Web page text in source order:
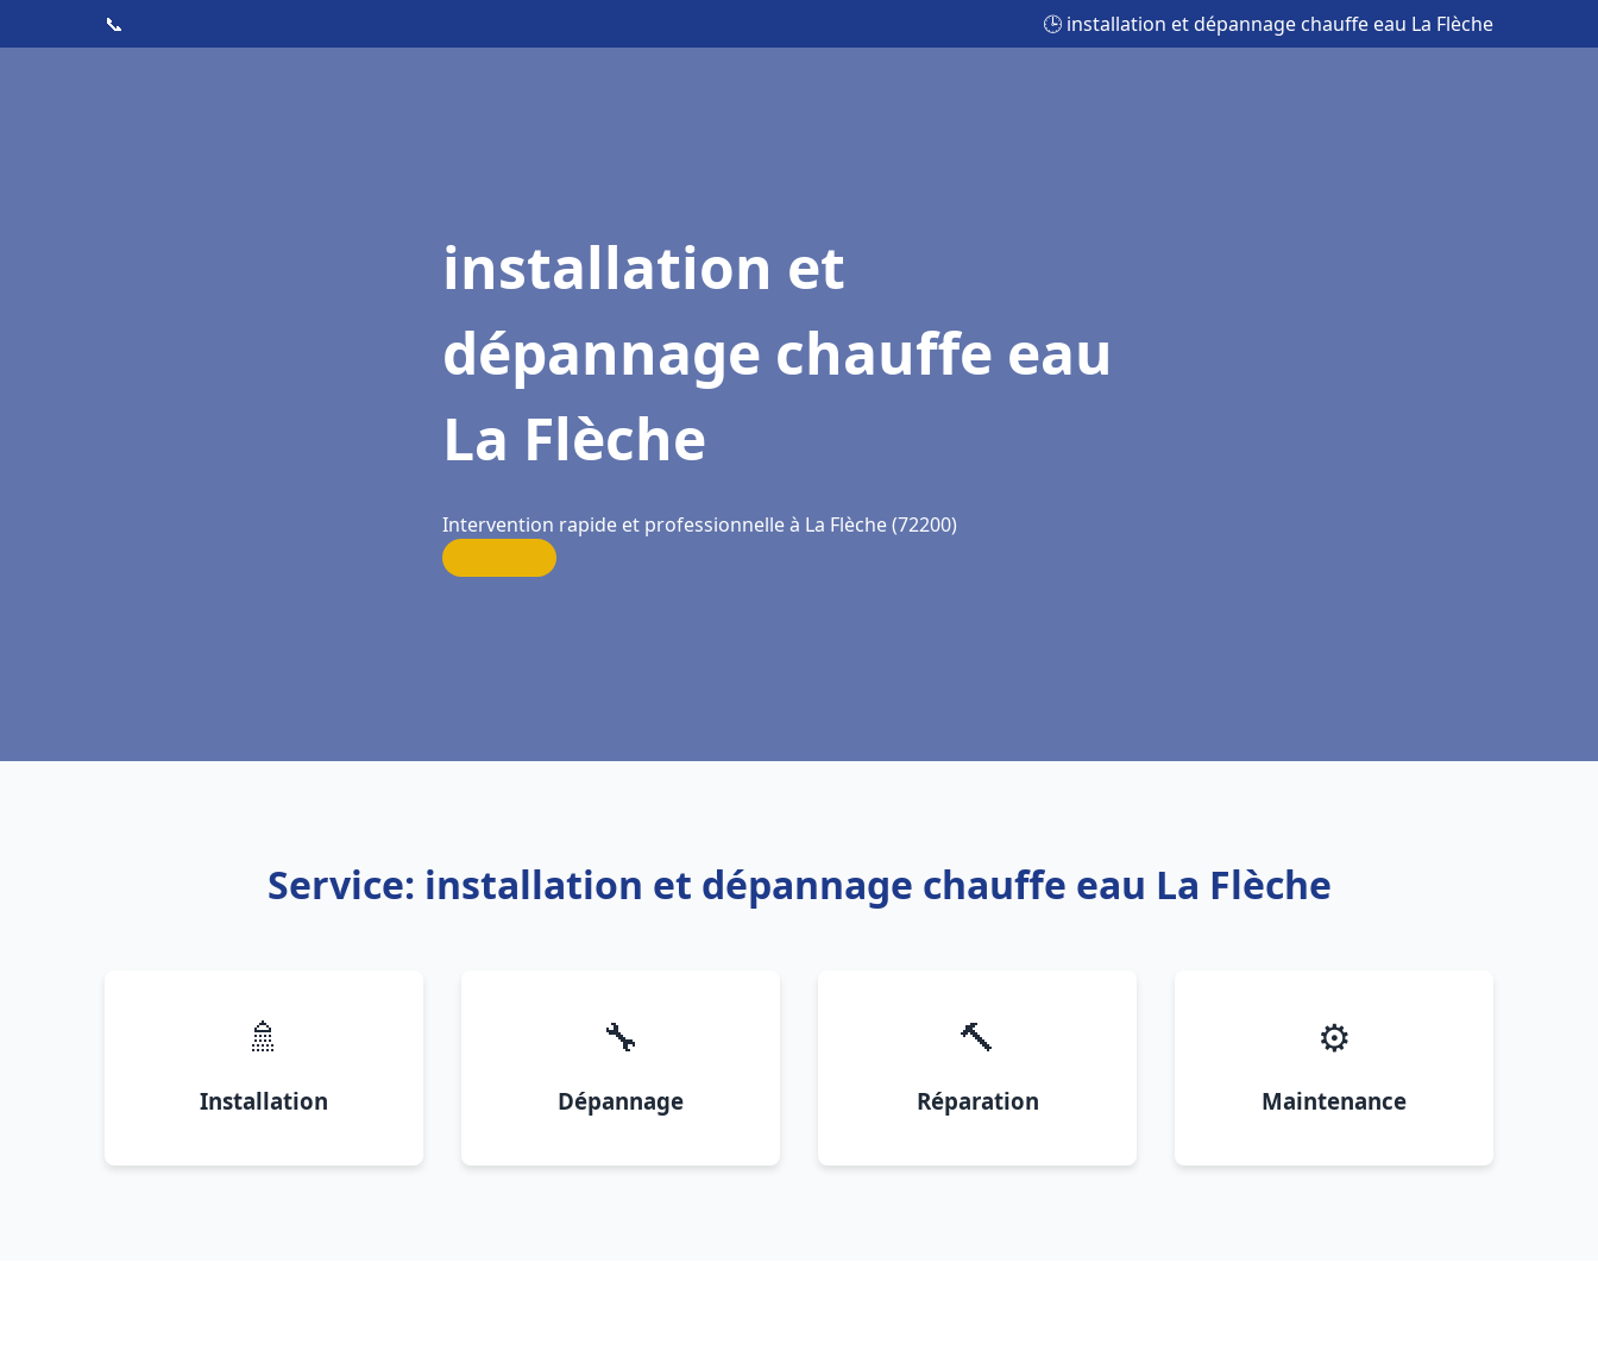
📞 🕒 installation et dépannage chauffe eau La Flèche
installation et
dépannage chauffe eau
La Flèche
Intervention rapide et professionnelle à La Flèche (72200)
Service: installation et dépannage chauffe eau La Flèche
🚿
Installation
🔧
Dépannage
🔨
Réparation
⚙️
Maintenance